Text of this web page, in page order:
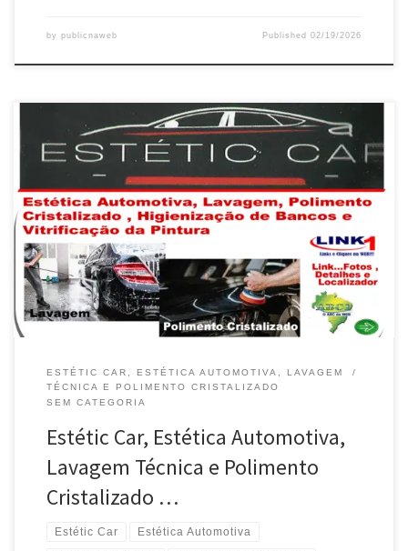
by publicnaweb Published02/19/2026
Na Estétic Car , Lavagem Técnica Automotiva e Polimento
cristalizado em Valparaíso de Goiás / GO Lavagem Americana
com Cera e Lavagem Técnica do Motor em Valparaíso de Goiás /
GO Higienização dos Bancos , Carpete e Teto é na Stétic Car em
Valparaíso de Goiás / GO Vitrificação e […]
ESTÉTIC CAR, ESTÉTICA AUTOMOTIVA, LAVAGEM
TÉCNICA E POLIMENTO CRISTALIZADO
SEM CATEGORIA
Estétic Car, Estética Automotiva,
Lavagem Técnica e Polimento
Cristalizado …
Estétic Car Estética Automotiva